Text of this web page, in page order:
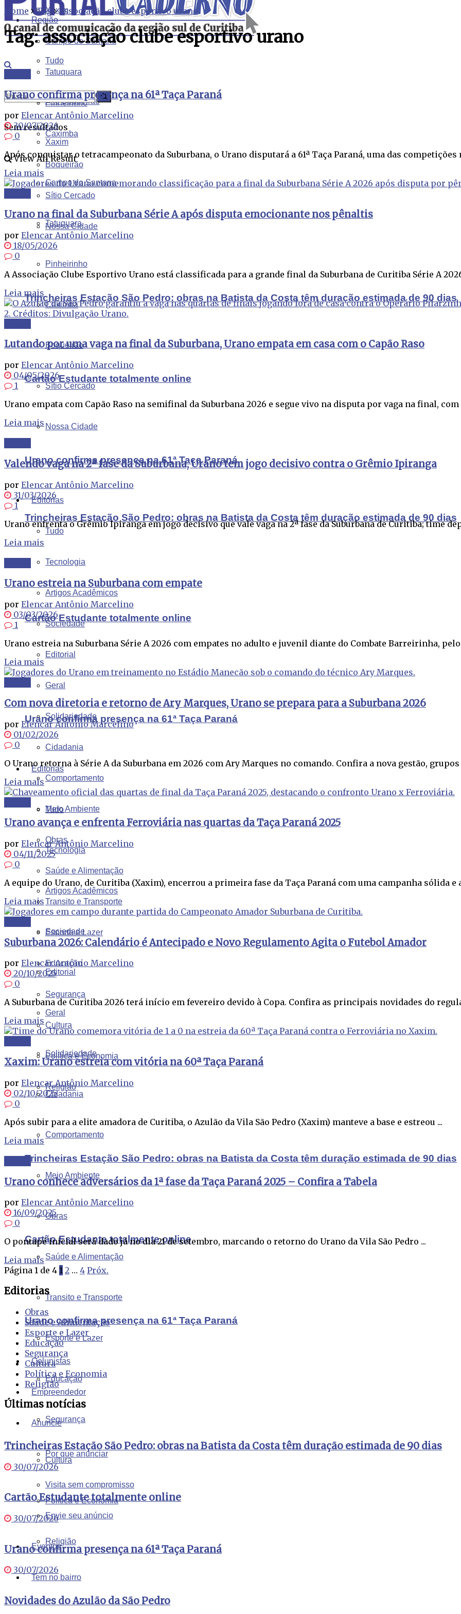
Xaxim
Campo do Santana
Tatuquara
Pinheirinho
Caximba
Boqueirão
Sítio Cercado
Nossa Cidade
Trincheiras Estação São Pedro: obras na Batista da Costa têm duração estimada de 90 dias
Cartão Estudante totalmente online
Urano confirma presença na 61ª Taça Paraná
Editorias
Tudo
Tecnologia
Artigos Acadêmicos
Sociedade
Editorial
Geral
Solidariedade
Cidadania
Comportamento
Meio Ambiente
Obras
Saúde e Alimentação
Transito e Transporte
Esporte e Lazer
Educação
Segurança
Cultura
Política e Economia
Religião
Trincheiras Estação São Pedro: obras na Batista da Costa têm duração estimada de 90 dias
Cartão Estudante totalmente online
Urano confirma presença na 61ª Taça Paraná
Colunistas
Empreendedor
Anuncie
Por que anunciar
Visita sem compromisso
Envie seu anúncio
Eventos
Tem no bairro
Região
Tudo
Alto Boqueirão
Xaxim
Campo do Santana
Tatuquara
Pinheirinho
Caximba
Boqueirão
Sítio Cercado
Nossa Cidade
Trincheiras Estação São Pedro: obras na Batista da Costa têm duração estimada de 90 dias
Cartão Estudante totalmente online
Urano confirma presença na 61ª Taça Paraná
Editorias
Tudo
Tecnologia
Artigos Acadêmicos
Sociedade
Editorial
Geral
Solidariedade
Cidadania
Comportamento
Meio Ambiente
Obras
Saúde e Alimentação
Transito e Transporte
Esporte e Lazer
Educação
Segurança
Cultura
Política e Economia
Religião
Sem resultados
View All Result
Home Tag associação clube esportivo urano
Tag:associação clube esportivo urano
Urano confirma presença na 61ª Taça Paraná
por Elencar Antônio Marcelino
30/07/2026
0
Após conquistar o tetracampeonato da Suburbana, o Urano disputará a 61ª Taça Paraná, uma das
Leia mais
Urano na final da Suburbana Série A após disputa emocionante nos pênaltis
por Elencar Antônio Marcelino
18/05/2026
0
A Associação Clube Esportivo Urano está classificada para a grande final da Suburbana de Curitiba Série A
Leia mais
Lutando por uma vaga na final da Suburbana, Urano empata em casa com o Capão Raso
por Elencar Antônio Marcelino
04/05/2026
1
Urano empata com Capão Raso na semifinal da Suburbana 2026 e segue vivo na disputa por vaga na final, com
Leia mais
Valendo vaga na 2ª fase da Suburbana, Urano tem jogo decisivo contra o Grêmio Ipiranga
por Elencar Antônio Marcelino
31/03/2026
1
Urano enfrenta o Grêmio Ipiranga em jogo decisivo que vale vaga na 2ª fase da Suburbana de Curitiba; time
Leia mais
Urano estreia na Suburbana com empate
por Elencar Antônio Marcelino
03/03/2026
1
Urano estreia na Suburbana Série A 2026 com empates no adulto e juvenil diante do Combate Barreirinha, pelo
Leia mais
Com nova diretoria e retorno de Ary Marques, Urano se prepara para a Suburbana 2026
por Elencar Antônio Marcelino
01/02/2026
0
O Urano retorna à Série A da Suburbana em 2026 com Ary Marques no comando. Confira a nova gestão, grupos
Leia mais
Urano avança e enfrenta Ferroviária nas quartas da Taça Paraná 2025
por Elencar Antônio Marcelino
04/11/2025
0
A equipe do Urano, de Curitiba (Xaxim), encerrou a primeira fase da Taça Paraná com uma campanha sólida e
Leia mais
Suburbana 2026: Calendário é Antecipado e Novo Regulamento Agita o Futebol Amador
por Elencar Antônio Marcelino
20/10/2025
0
A Suburbana de Curitiba 2026 terá início em fevereiro devido à Copa. Confira as principais novidades do
Leia mais
Xaxim: Urano estreia com vitória na 60ª Taça Paraná
por Elencar Antônio Marcelino
02/10/2025
0
Após subir para a elite amadora de Curitiba, o Azulão da Vila São Pedro (Xaxim) manteve a base e estreou ...
Leia mais
Urano conhece adversários da 1ª fase da Taça Paraná 2025 – Confira a Tabela
por Elencar Antônio Marcelino
16/09/2025
0
O pontapé inicial será dado já no dia 21 de setembro, marcando o retorno do Urano da Vila São Pedro ...
Leia mais
Página 1 de 4 1 2 … 4 Próx.
Editorias
Obras
Saúde e Alimentação
Esporte e Lazer
Educação
Segurança
Cultura
Política e Economia
Religião
Últimas notícias
Trincheiras Estação São Pedro: obras na Batista da Costa têm duração estimada de 90 dias
30/07/2026
Cartão Estudante totalmente online
30/07/2026
Urano confirma presença na 61ª Taça Paraná
30/07/2026
Novidades do Azulão da São Pedro